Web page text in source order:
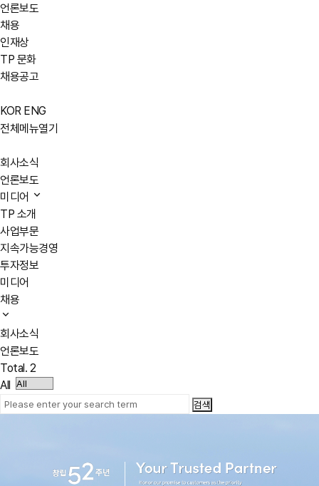
언론보도
채용
인재상
TP 문화
채용공고
KOR ENG
전체메뉴열기
회사소식
언론보도
미디어
TP 소개
사업부문
지속가능경영
투자정보
미디어
채용
회사소식
언론보도
Total. 2
All